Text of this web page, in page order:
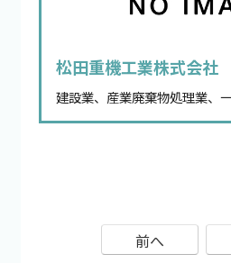
松田重機工業株式会社
建設業、産業廃棄物処理業、
前へ